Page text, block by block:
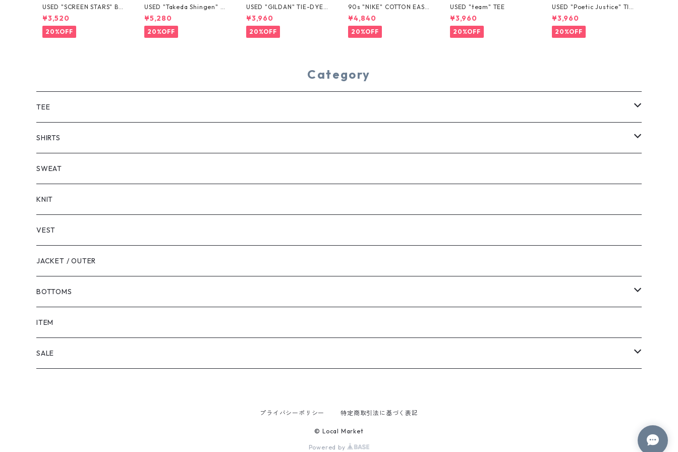
USED "SCREEN STARS" BL
ANK TEE
¥3,520
20%OFF
USED "Takeda Shingen" T
EE
¥5,280
20%OFF
USED "GILDAN" TIE-DYE T
EE
¥3,960
20%OFF
90s "NIKE" COTTON EASY
SHORTS
¥4,840
20%OFF
USED "team" TEE
¥3,960
20%OFF
USED "Poetic Justice" TIE
-DYE TEE
¥3,960
20%OFF
Category
TEE
SHORT SLEEVE
LONG SLEEVE
SHIRTS
SHORT SLEEVE
LONG SLEEVE
SWEAT
KNIT
VEST
JACKET / OUTER
BOTTOMS
SHORTS
PANTS
ITEM
SALE
プライバシーポリシー 特定商取引法に基づく表記
© Local Market
Powered by